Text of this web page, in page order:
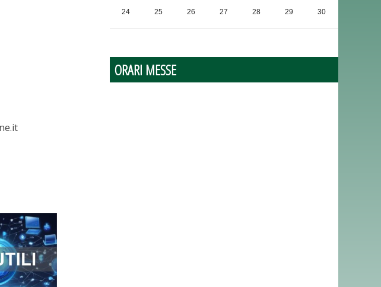
24 25 26 27 28 29 30
ORARI MESSE